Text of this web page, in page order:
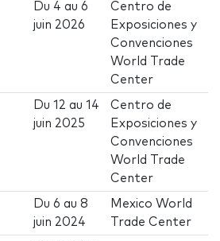
Du 4 au6
juin 2026
Centro de
Exposiciones y
Convenciones
World Trade
Center
Du12 au14
juin 2025
Centro de
Exposiciones y
Convenciones
World Trade
Center
Du6 au8
juin 2024
Mexico World
Trade Center